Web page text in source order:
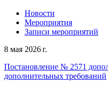
Новости
Мероприятия
Записи мероприятий
8 мая 2026 г.
Постановление № 2571
дополнительных требований